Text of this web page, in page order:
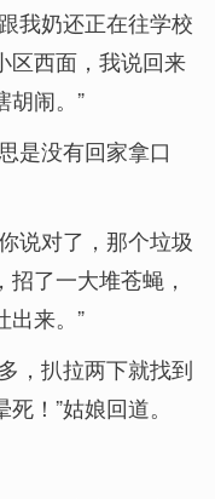
我奶还正在往学校
区西面，我说回来
胡闹。”
是没有回家拿口
说对了，那个垃圾
了一大堆苍蝇，
出来。”
，扒拉两下就找到
！”姑娘回道。